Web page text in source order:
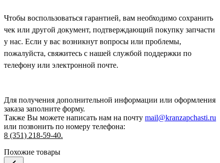
Чтобы воспользоваться гарантией, вам необходимо сохранить
чек или другой документ, подтверждающий покупку запчасти
у нас. Если у вас возникнут вопросы или проблемы,
пожалуйста, свяжитесь с нашей службой поддержки по
телефону или электронной почте.
Для получения дополнительной информации или оформления
заказа заполните форму.
Также Вы можете написать нам на почту mail@kranzapchasti.ru
или позвонить по номеру телефона:
8 (351) 218-59-40.
Похожие товары